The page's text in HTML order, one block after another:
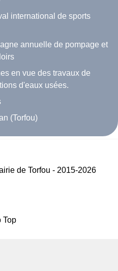
international de sports
annuelle de pompage et
en vue des travaux de
d'eaux usées.
(Torfou)
de Torfou - 2015-2026
Top